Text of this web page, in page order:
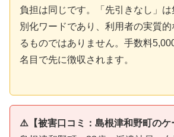
負担は同じです。「先引きなし」
別化ワードであり、利用者の実質
るものではありません。手数料
名目で先に徴収されます。
⚠️【被害口コミ：島根津和野町のケ